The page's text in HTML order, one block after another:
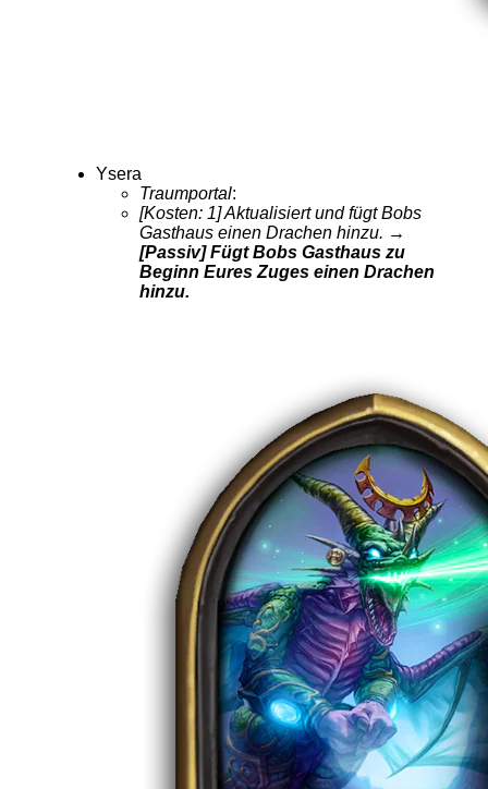
Ysera
Traumportal:
[Kosten: 1] Aktualisiert und fügt Bobs
Gasthaus einen Drachen hinzu. →
[Passiv] Fügt Bobs Gasthaus zu
Beginn Eures Zuges einen Drachen
hinzu.